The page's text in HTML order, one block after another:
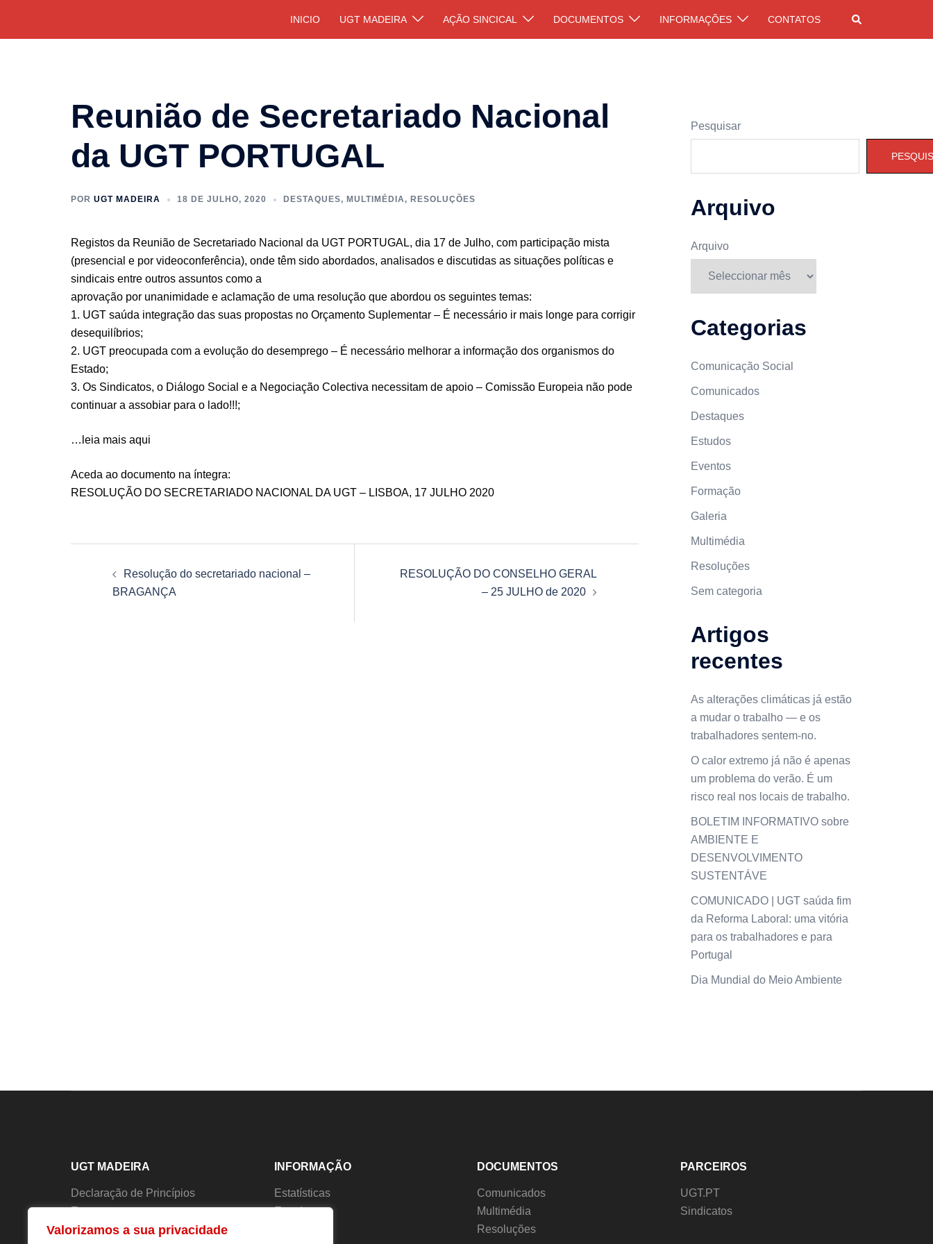
Valorizamos a sua privacidade
INICIO UGT MADEIRA AÇÃO SINCICAL DOCUMENTOS INFORMAÇÕES CONTATOS Pesquisar
Reunião de Secretariado Nacional
da UGT PORTUGAL
POR UGT MADEIRA 18 DE JULHO, 2020 DESTAQUES, MULTIMÉDIA, RESOLUÇÕES
Registos da Reunião de Secretariado Nacional da UGT PORTUGAL, dia 17 de Julho, com participação mista
(presencial e por videoconferência), onde têm sido abordados, analisados e discutidas as situações políticas e
sindicais entre outros assuntos como a
aprovação por unanimidade e aclamação de uma resolução que abordou os seguintes temas:
1. UGT saúda integração das suas propostas no Orçamento Suplementar – É necessário ir mais longe para corrigir
desequilíbrios;
2. UGT preocupada com a evolução do desemprego – É necessário melhorar a informação dos organismos do
Estado;
3. Os Sindicatos, o Diálogo Social e a Negociação Colectiva necessitam de apoio – Comissão Europeia não pode
continuar a assobiar para o lado!!!;
…leia mais aqui
Aceda ao documento na íntegra:
RESOLUÇÃO DO SECRETARIADO NACIONAL DA UGT – LISBOA, 17 JULHO 2020
Resolução do secretariado nacional –
BRAGANÇA
RESOLUÇÃO DO CONSELHO GERAL
– 25 JULHO de 2020
Pesquisar
Arquivo
Arquivo
Categorias
Comunicação Social
Comunicados
Destaques
Estudos
Eventos
Formação
Galeria
Multimédia
Resoluções
Sem categoria
Artigos
recentes
As alterações climáticas já estão
a mudar o trabalho — e os
trabalhadores sentem-no.
O calor extremo já não é apenas
um problema do verão. É um
risco real nos locais de trabalho.
BOLETIM INFORMATIVO sobre
AMBIENTE E
DESENVOLVIMENTO
SUSTENTÁVE
COMUNICADO | UGT saúda fim
da Reforma Laboral: uma vitória
para os trabalhadores e para
Portugal
Dia Mundial do Meio Ambiente
UGT MADEIRA
Declaração de Princípios
Estatutos
História
INFORMAÇÃO
Estatísticas
Estudos
DOCUMENTOS
Comunicados
Multimédia
Resoluções
PARCEIROS
UGT.PT
Sindicatos